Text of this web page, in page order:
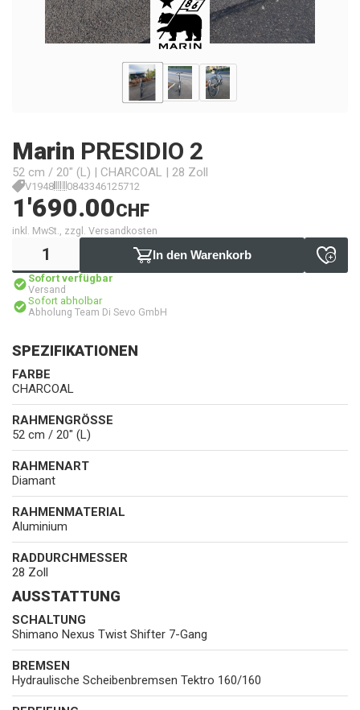
Marin PRESIDIO 2
52 cm / 20" (L) | CHARCOAL | 28 Zoll
V1948 0843346125712
1'690.00CHF
inkl. MwSt., zzgl. Versandkosten
In den Warenkorb
Sofort verfügbar
Versand
Sofort abholbar
Abholung Team Di Sevo GmbH
SPEZIFIKATIONEN
FARBE
CHARCOAL
RAHMENGRÖSSE
52 cm / 20" (L)
RAHMENART
Diamant
RAHMENMATERIAL
Aluminium
RADDURCHMESSER
28 Zoll
AUSSTATTUNG
SCHALTUNG
Shimano Nexus Twist Shifter 7-Gang
BREMSEN
Hydraulische Scheibenbremsen Tektro 160/160